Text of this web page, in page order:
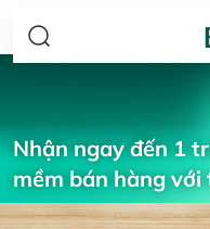
Nhận ngay đến 1
mềm bán hàng